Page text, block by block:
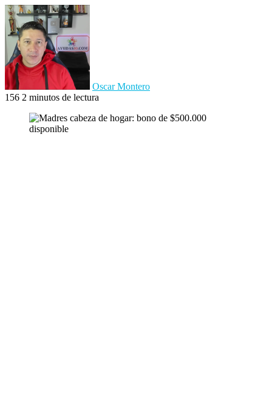
Oscar Montero
156 2 minutos de lectura